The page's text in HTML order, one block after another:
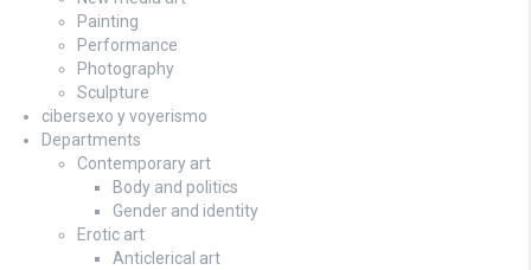
Painting
Performance
Photography
Sculpture
cibersexo y voyerismo
Departments
Contemporary art
Body and politics
Gender and identity
Erotic art
Anticlerical art